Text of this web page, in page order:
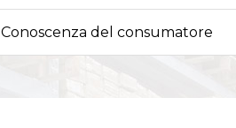
Conoscenza del consumatore